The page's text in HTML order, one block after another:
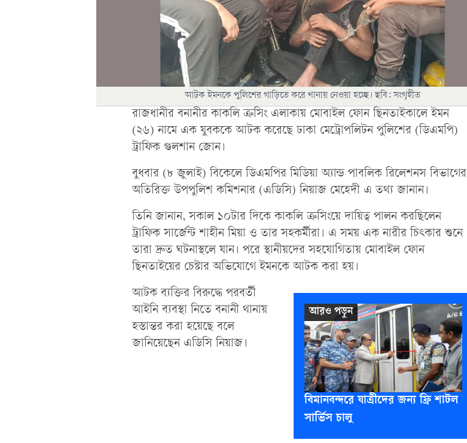
আটক ইমনকে পুলিশের গাড়িতে করে থানায় নেওয়া হচ্ছে। ছবি: সংগৃহীত
রাজধানীর বনানীর কাকলি ক্রসিং এলাকায় মোবাইল ফোন ছিনতাইকালে ইমন
(২৬) নামে এক যুবককে আটক করেছে ঢাকা মেট্রোপলিটন পুলিশের (ডিএমপি)
ট্রাফিক গুলশান জোন।
বুধবার (৮ জুলাই) বিকেলে ডিএমপির মিডিয়া অ্যান্ড পাবলিক রিলেশনস বিভাগের
অতিরিক্ত উপপুলিশ কমিশনার (এডিসি) নিয়াজ মেহেদী এ তথ্য জানান।
তিনি জানান, সকাল ১০টার দিকে কাকলি ক্রসিংয়ে দায়িত্ব পালন করছিলেন
ট্রাফিক সার্জেন্ট শাহীন মিয়া ও তার সহকর্মীরা। এ সময় এক নারীর চিৎকার শুনে
তারা দ্রুত ঘটনাস্থলে যান। পরে স্থানীয়দের সহযোগিতায় মোবাইল ফোন
ছিনতাইয়ের চেষ্টার অভিযোগে ইমনকে আটক করা হয়।
বিমানবন্দরে যাত্রীদের জন্য ফ্রি শাটল
সার্ভিস চালু
আটক ব্যক্তির বিরুদ্ধে পরবর্তী
আইনি ব্যবস্থা নিতে বনানী থানায়
হস্তান্তর করা হয়েছে বলে
জানিয়েছেন এডিসি নিয়াজ।